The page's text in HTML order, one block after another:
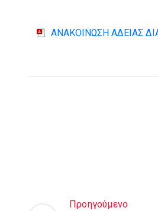
ΑΝΑΚΟΙΝΩΣΗ ΑΔΕΙΑΣ
Προηγούμενο